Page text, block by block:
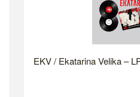
EKV / Ekatarina Velika –